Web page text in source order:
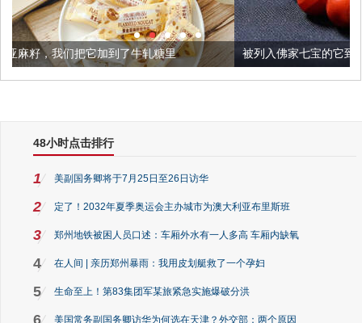
了牛轧糖里 被列入佛家七宝的它到底有多美？
48小时点击排行
1 美副国务卿将于7月25日至26日访华
2 定了！2032年夏季奥运会主办城市为澳大利亚布里斯班
3 郑州地铁被困人员口述：车厢外水有一人多高 车厢内缺氧
4 在人间 | 亲历郑州暴雨：我用皮划艇救了一个孕妇
5 生命至上！第83集团军某旅紧急实施爆破分洪
6 美国常务副国务卿访华为何选在天津？外交部：两个原因